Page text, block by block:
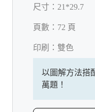
尺寸： 21*29.7
頁數： 72 頁
印刷： 雙色
以圖解方法搭
萬題！